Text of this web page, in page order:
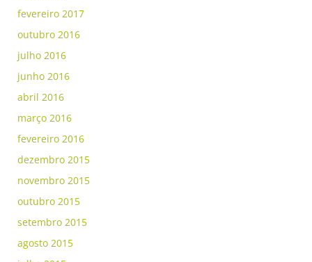
fevereiro 2017
outubro 2016
julho 2016
junho 2016
abril 2016
março 2016
fevereiro 2016
dezembro 2015
novembro 2015
outubro 2015
setembro 2015
agosto 2015